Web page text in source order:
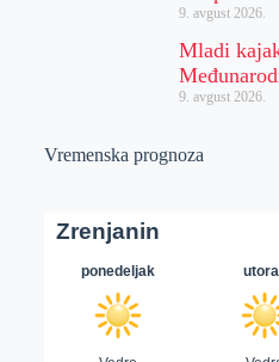
9. avgust 2026.
Mladi
9. avgust 2026.
Vremenska prognoza